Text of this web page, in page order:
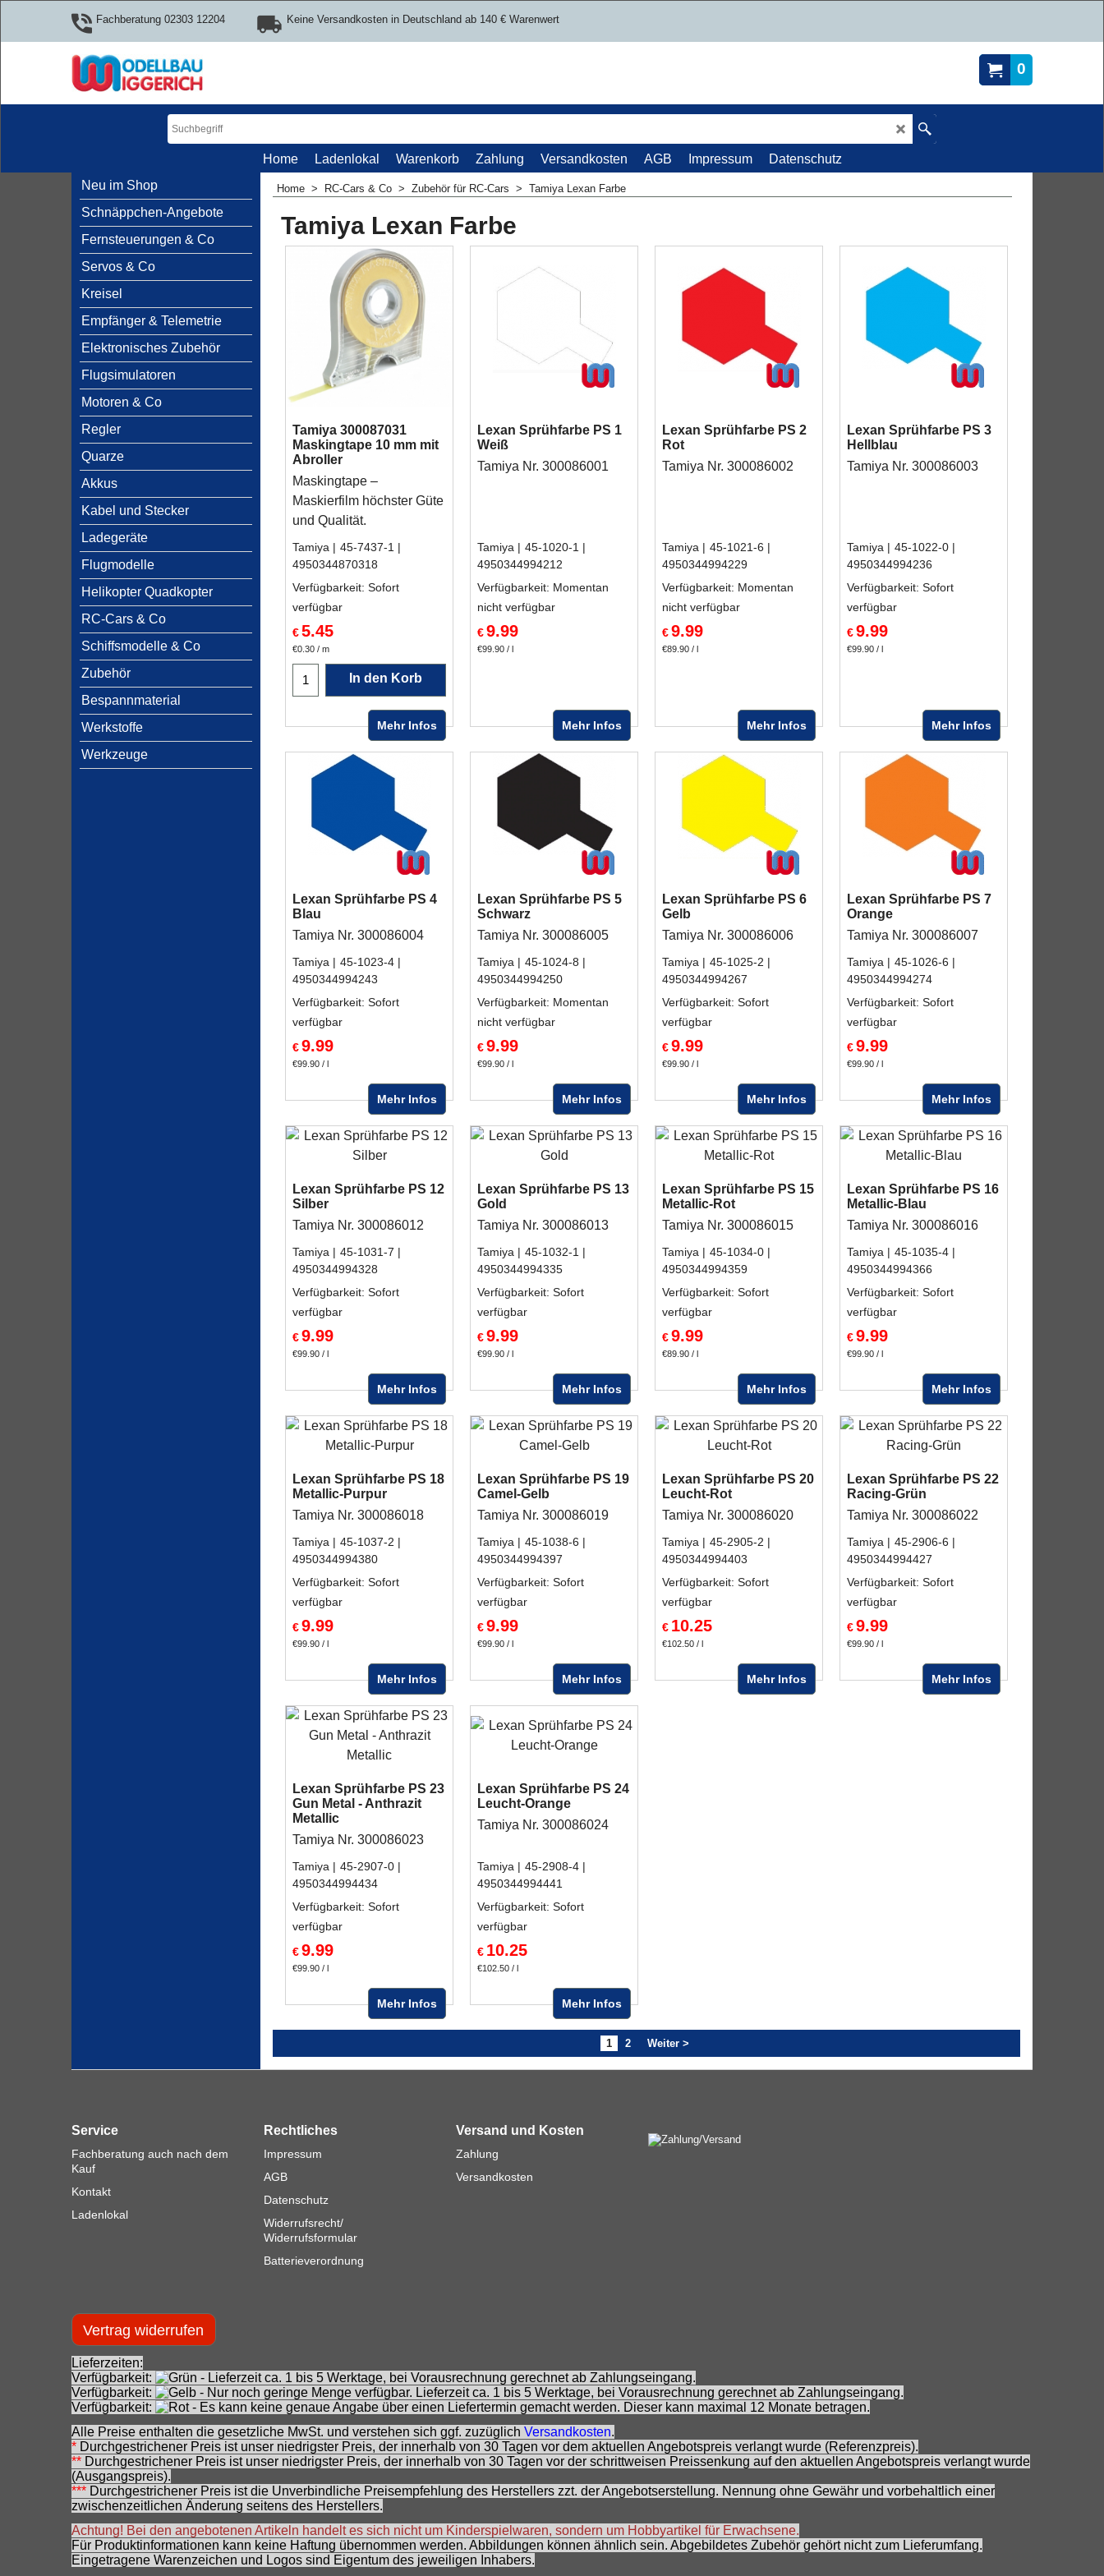
Fachberatung 02303 12204 Keine Versandkosten in Deutschland ab 140 € Warenwert
0
Home Ladenlokal Warenkorb Zahlung Versandkosten AGB Impressum
Datenschutz
Neu im Shop
Schnäppchen-Angebote
Fernsteuerungen & Co
Servos & Co
Kreisel
Empfänger & Telemetrie
Elektronisches Zubehör
Flugsimulatoren
Motoren & Co
Regler
Quarze
Akkus
Kabel und Stecker
Ladegeräte
Flugmodelle
Helikopter Quadkopter
RC-Cars & Co
Schiffsmodelle & Co
Zubehör
Bespannmaterial
Werkstoffe
Werkzeuge
Home > RC-Cars & Co > Zubehör für RC-Cars > Tamiya Lexan Farbe
Tamiya Lexan Farbe
Tamiya 300087031
Maskingtape 10 mm mit
Abroller
Maskingtape –
Maskierfilm höchster Güte
und Qualität.
€5.45
€0.30 / m
Tamiya
45-7437-1
4950344870318
Verfügbarkeit: Sofort
verfügbar
In den Korb
Mehr Infos
Lexan Sprühfarbe PS 1
Weiß
Tamiya Nr. 300086001
€9.99
€99.90 / l
Tamiya
45-1020-1
4950344994212
Verfügbarkeit: Momentan
nicht verfügbar
Mehr Infos
Lexan Sprühfarbe PS 2
Rot
Tamiya Nr. 300086002
€9.99
€89.90 / l
Tamiya
45-1021-6
4950344994229
Verfügbarkeit: Momentan
nicht verfügbar
Mehr Infos
Lexan Sprühfarbe PS 3
Hellblau
Tamiya Nr. 300086003
€9.99
€99.90 / l
Tamiya
45-1022-0
4950344994236
Verfügbarkeit: Sofort
verfügbar
Mehr Infos
Lexan Sprühfarbe PS 4
Blau
Tamiya Nr. 300086004
€9.99
€99.90 / l
Tamiya
45-1023-4
4950344994243
Verfügbarkeit: Sofort
verfügbar
Mehr Infos
Lexan Sprühfarbe PS 5
Schwarz
Tamiya Nr. 300086005
€9.99
€99.90 / l
Tamiya
45-1024-8
4950344994250
Verfügbarkeit: Momentan
nicht verfügbar
Mehr Infos
Lexan Sprühfarbe PS 6
Gelb
Tamiya Nr. 300086006
€9.99
€99.90 / l
Tamiya
45-1025-2
4950344994267
Verfügbarkeit: Sofort
verfügbar
Mehr Infos
Lexan Sprühfarbe PS 7
Orange
Tamiya Nr. 300086007
€9.99
€99.90 / l
Tamiya
45-1026-6
4950344994274
Verfügbarkeit: Sofort
verfügbar
Mehr Infos
Lexan Sprühfarbe PS 12
Silber
Tamiya Nr. 300086012
€9.99
€99.90 / l
Tamiya
45-1031-7
4950344994328
Verfügbarkeit: Sofort
verfügbar
Mehr Infos
Lexan Sprühfarbe PS 13
Gold
Tamiya Nr. 300086013
€9.99
€99.90 / l
Tamiya
45-1032-1
4950344994335
Verfügbarkeit: Sofort
verfügbar
Mehr Infos
Lexan Sprühfarbe PS 15
Metallic-Rot
Tamiya Nr. 300086015
€9.99
€89.90 / l
Tamiya
45-1034-0
4950344994359
Verfügbarkeit: Sofort
verfügbar
Mehr Infos
Lexan Sprühfarbe PS 16
Metallic-Blau
Tamiya Nr. 300086016
€9.99
€99.90 / l
Tamiya
45-1035-4
4950344994366
Verfügbarkeit: Sofort
verfügbar
Mehr Infos
Lexan Sprühfarbe PS 18
Metallic-Purpur
Tamiya Nr. 300086018
€9.99
€99.90 / l
Tamiya
45-1037-2
4950344994380
Verfügbarkeit: Sofort
verfügbar
Mehr Infos
Lexan Sprühfarbe PS 19
Camel-Gelb
Tamiya Nr. 300086019
€9.99
€99.90 / l
Tamiya
45-1038-6
4950344994397
Verfügbarkeit: Sofort
verfügbar
Mehr Infos
Lexan Sprühfarbe PS 20
Leucht-Rot
Tamiya Nr. 300086020
€ 10.25
€102.50 / l
Tamiya
45-2905-2
4950344994403
Verfügbarkeit: Sofort
verfügbar
Mehr Infos
Lexan Sprühfarbe PS 22
Racing-Grün
Tamiya Nr. 300086022
€9.99
€99.90 / l
Tamiya
45-2906-6
4950344994427
Verfügbarkeit: Sofort
verfügbar
Mehr Infos
Lexan Sprühfarbe PS 23
Gun Metal - Anthrazit
Metallic
Tamiya Nr. 300086023
€9.99
€99.90 / l
Tamiya
45-2907-0
4950344994434
Verfügbarkeit: Sofort
verfügbar
Mehr Infos
Lexan Sprühfarbe PS 24
Leucht-Orange
Tamiya Nr. 300086024
€ 10.25
€102.50 / l
Tamiya
45-2908-4
4950344994441
Verfügbarkeit: Sofort
verfügbar
Mehr Infos
1 2 Weiter >
Service
Fachberatung auch nach dem
Kauf
Kontakt
Ladenlokal
Rechtliches
Impressum
AGB
Datenschutz
Widerrufsrecht/
Widerrufsformular
Batterieverordnung
Versand und Kosten
Zahlung
Versandkosten
Vertrag widerrufen
Lieferzeiten:
Verfügbarkeit:
- Lieferzeit ca. 1 bis 5 Werktage, bei Vorausrechnung gerechnet ab Zahlungseingang.
Verfügbarkeit:
- Nur noch geringe Menge verfügbar. Lieferzeit ca. 1 bis 5 Werktage, bei Vorausrechnung gerechnet ab Zahlungseingang.
Verfügbarkeit:
- Es kann keine genaue Angabe über einen Liefertermin gemacht werden. Dieser kann maximal 12 Monate betragen.
Alle Preise enthalten die gesetzliche MwSt. und verstehen sich ggf. zuzüglich Versandkosten.
* Durchgestrichener Preis ist unser niedrigster Preis, der innerhalb von 30 Tagen vor dem aktuellen Angebotspreis verlangt wurde (Referenzpreis).
** Durchgestrichener Preis ist unser niedrigster Preis, der innerhalb von 30 Tagen vor der schrittweisen Preissenkung auf den aktuellen Angebotspreis verlangt wurde
(Ausgangspreis).
*** Durchgestrichener Preis ist die Unverbindliche Preisempfehlung des Herstellers zzt. der Angebotserstellung. Nennung ohne Gewähr und vorbehaltlich einer
zwischenzeitlichen Änderung seitens des Herstellers.
Achtung! Bei den angebotenen Artikeln handelt es sich nicht um Kinderspielwaren, sondern um Hobbyartikel für Erwachsene.
Für Produktinformationen kann keine Haftung übernommen werden. Abbildungen können ähnlich sein. Abgebildetes Zubehör gehört nicht zum Lieferumfang.
Eingetragene Warenzeichen und Logos sind Eigentum des jeweiligen Inhabers.